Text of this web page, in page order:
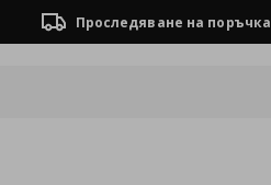
Проследяване на поръчка